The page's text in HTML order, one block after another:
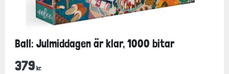
Ball: Julmiddagen är klar, 1000 bitar
379 kr.